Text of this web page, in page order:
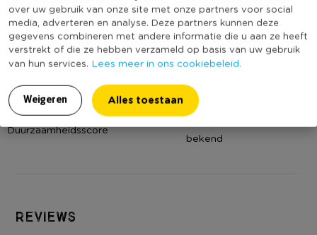
over uw gebruik van onze site met onze partners voor social
media, adverteren en analyse. Deze partners kunnen deze
gegevens combineren met andere informatie die u aan ze heeft
verstrekt of die ze hebben verzameld op basis van uw gebruik
van hun services. Lees meer in ons cookiebeleid.
Weigeren Alles toestaan
Print
Effen
Vorm
Vierkant
Met print
Nee
Met afritsbare hoes
Nee
Duurzaamheidsscore
(Nog) geen score
bekend
Reviews